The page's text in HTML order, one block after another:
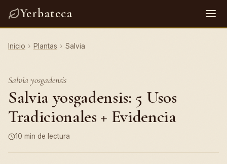
Yerbateca
Inicio › Plantas › Salvia
Salvia yosgadensis
Salvia yosgadensis: 5 Usos
Tradicionales + Evidencia
10 min de lectura